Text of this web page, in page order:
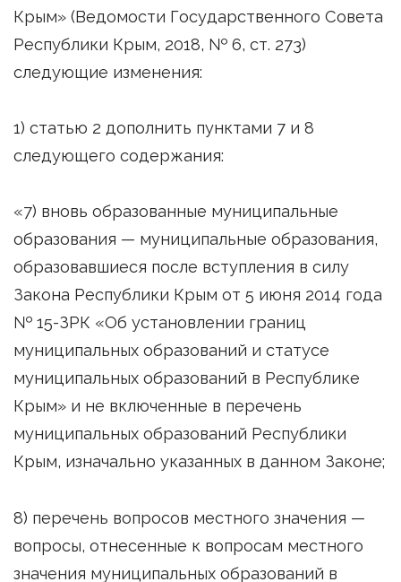
Крым» (Ведомости Государственного Совета
Республики Крым, 2018, № 6, ст. 273)
следующие изменения:
1) статью 2 дополнить пунктами 7 и 8
следующего содержания:
«7) вновь образованные муниципальные
образования — муниципальные образования,
образовавшиеся после вступления в силу
Закона Республики Крым от 5 июня 2014 года
№ 15-ЗРК «Об установлении границ
муниципальных образований и статусе
муниципальных образований в Республике
Крым» и не включенные в перечень
муниципальных образований Республики
Крым, изначально указанных в данном Законе;
8) перечень вопросов местного значения —
вопросы, отнесенные к вопросам местного
значения муниципальных образований в